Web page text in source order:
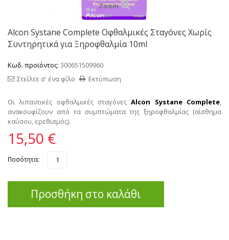
Zoom
Alcon Systane Complete Οφθαλμικές Σταγόνες Χωρίς
Συντηρητικά για Ξηροφθαλμία 10ml
Κωδ. προϊόντος: 300651509960
Εκτύπωση
Στείλτε σ' ένα φίλο
Οι λιπαντικές οφθαλμικές σταγόνεςAlcon Systane Complete,
ανακουφίζουν από τα συμπτώματα της ξηροφθαλμίας (αίσθημα
καύσου, ερεθισμός).
15,50 €
Ποσότητα:
Προσθήκη στο καλάθι